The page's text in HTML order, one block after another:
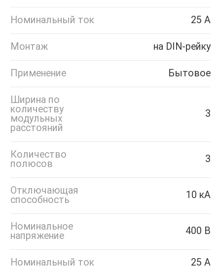
Номинальный ток 25 А
Монтаж на DIN-рейку
Применение Бытовое
Ширина по
количеству
модульных
расстояний
3
Количество
полюсов
3
Отключающая
способность
10 кА
Номинальное
напряжение
400 В
Номинальный ток 25 А